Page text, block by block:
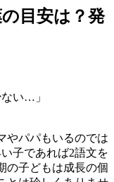
目安は？発
い…」
やパパもいるのでは
子であれば2語文を
の子どもは成長の個